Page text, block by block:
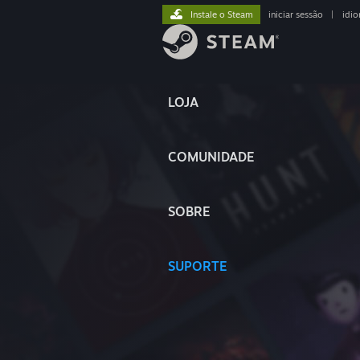
LOJA
COMUNIDADE
SOBRE
SUPORTE
Instale o Steam iniciar sessão